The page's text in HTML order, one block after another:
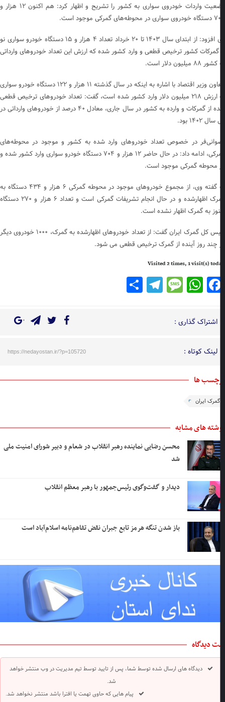
وضعیت واردات خودروی سواری به کشور را تشریح و اظهار کرد: هم اکنون ۱۲ هزار و
گمرکی موجود است.
وی افزود: از ابتدای سال ۱۴۰۳ تا ۲۰ خرداد تعداد ۴ هزار و ۱۵ دستگاه خودرو سواری نو
گمرکات کشور ترخیص قطعی و وارد کشور شده که ارزش این تعداد خودروهای وارداتی
میلیون دلار است.
معاون وزیر اقتصاد با اشاره به اینکه در سال گذشته ۱۱ هزار و ۱۲۲ دستگاه خودرو سواری
به ارزش ۲۱۸ میلیون دلار وارد کشور شده است، گفت: تعداد خودروهای ترخیص قطعی
شده از گمرکات و وارده به کشور در سال جاری، معادل ۴۰ درصد از خودروهای وارداتی در
۱۴۰۲ بود.
در خصوص تعداد خودروهای وارد شده به کشور و موجود در محوطه‌های
گمرکی، ادامه داد: در حال حاضر ۱۲ هزار و ۷۰۴ دستگاه خودرو سواری وارد کشور شده و
محوطه گمرکی موجود است.
به گفته وی، از مجموع خودروهای موجود در محوطه گمرکی ۶ هزار و ۴۳۴ دستگاه به
گمرک اظهارشده و در حال انجام تشریفات گمرکی است و تعداد ۶ هزار و ۲۷۰ دستگاه
به گمرک اظهار نشده است.
رئیس کل گمرک ایران گفت: از تعداد خودروهای اظهارشده به گمرک، ۱۰۰۰ خودروی دیگر
چند روز آینده از گمرک ترخیص قطعی می شود.
Visited 2 times, 1 visit(s)
Facebook
WhatsApp
Message
Telegram
Share
اشتراک گذاری :
لینک کوتاه : https://nedayostan.ir/?p=105720
ها
گمرک ایران
های مشابه
محسن رضایی نماینده رهبر انقلاب در شعام و دبیر شورای امنیت ملی
شد
دیدار و گفت‌وگوی رئیس‌جمهور با رهبر معظم انقلاب
باز شدن تنگه هرمز تابع جبران نقض تفاهم‌نامه اسلام‌آباد است
دیدگاه
دیدگاه های ارسال شده توسط شما، پس از تایید توسط تیم مدیریت در وب منتشر خواهد
شد.
پیام هایی که حاوی تهمت یا افترا باشد منتشر نخواهد شد.